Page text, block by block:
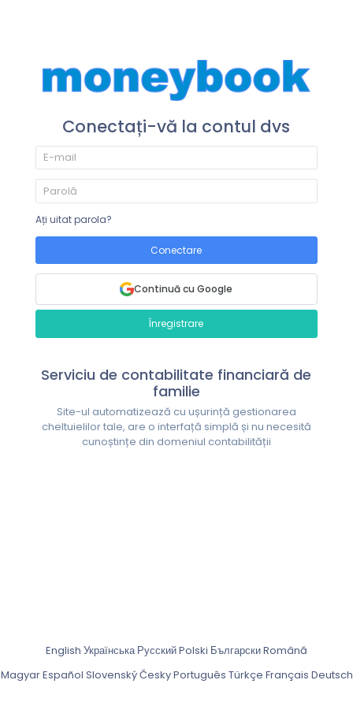
Conectați-vă la contul dvs
Ați uitat parola?
Conectare
Continuă cu Google
Înregistrare
Serviciu de contabilitate financiară de
familie
Site-ul automatizează cu ușurință gestionarea
cheltuielilor tale, are o interfață simplă și nu necesită
cunoștințe din domeniul contabilității
English Українська РусскийPolski БългарскиRomână
MagyarEspañol SlovenskýČeskyPortuguês Türkçe Français Deutsch